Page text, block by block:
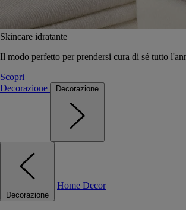
Skincare idratante
Il modo perfetto per prendersi cura di sé tutto
Scopri
Decorazione
Decorazione
Decorazione
Home Decor